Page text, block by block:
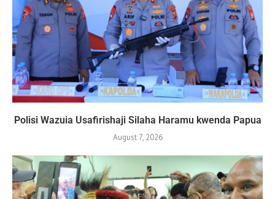
Polisi Wazuia Usafirishaji Silaha Haramu kwenda Papua
August 7, 2026